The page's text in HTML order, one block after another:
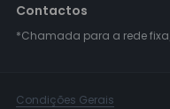
Contactos
*Chamada para a rede
Condições Gerais